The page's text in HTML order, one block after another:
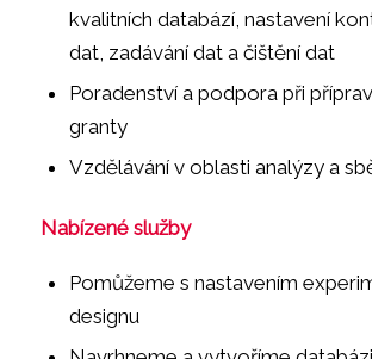
kvalitních databází, nastavení
dat, zadávání dat a čištění dat
Poradenství a podpora při
granty
Vzdělávání v oblasti analýzy a
Nabízené služby
Pomůžeme s nastavením
designu